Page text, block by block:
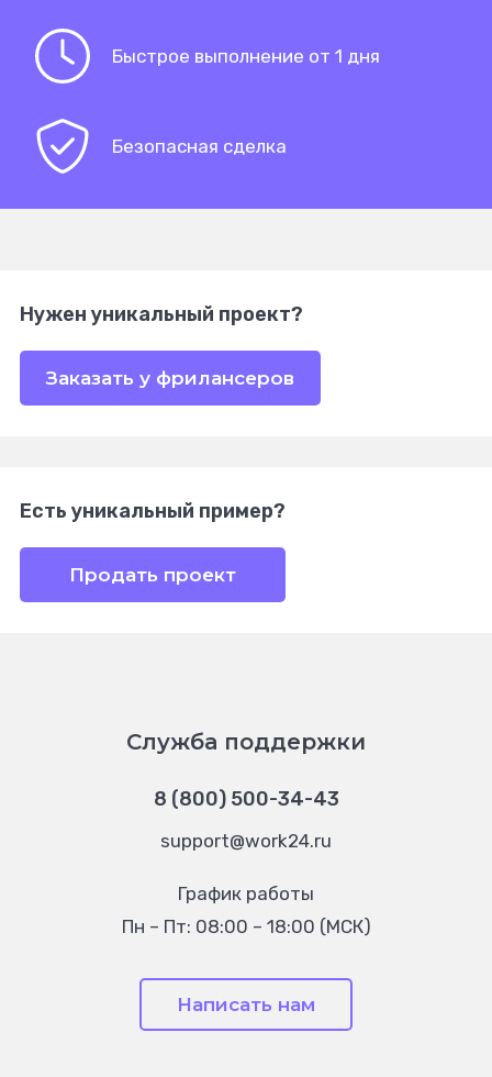
Быстрое выполнение от 1 дня
Безопасная сделка
Нужен уникальный проект?
Заказать у фрилансеров
Есть уникальный пример?
Продать проект
Служба поддержки
8 (800) 500-34-43
support@work24.ru
График работы
Пн – Пт: 08:00 – 18:00 (МСК)
Написать нам